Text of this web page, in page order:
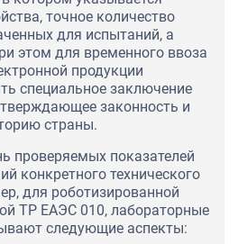
точное количество
для испытаний, а
этом для временного ввоза
продукции
специальное заключение
законность и
страны.
проверяемых показателей
конкретного технического
для роботизированной
ТР ЕАЭС 010, лабораторные
следующие аспекты: